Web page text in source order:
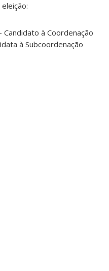
à Coordenação
à Subcoordenação